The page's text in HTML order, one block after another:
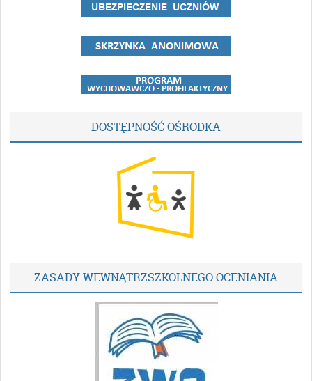
DOSTĘPNOŚĆ OŚRODKA
ZASADY WEWNĄTRZSZKOLNEGO OCENIANIA